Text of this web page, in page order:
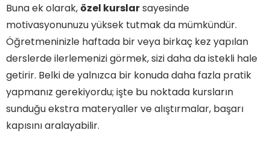
Buna ek olarak, özel kurslarsayesinde
motivasyonunuzu yüksek tutmak da mümkündür.
Öğretmeninizle haftada bir veya birkaç kez yapılan
derslerde ilerlemenizi görmek, sizi daha da istekli hale
getirir. Belki de yalnızca bir konuda daha fazla pratik
yapmanız gerekiyordu; işte bu noktada kursların
sunduğu ekstra materyaller ve alıştırmalar, başarı
kapısını aralayabilir.